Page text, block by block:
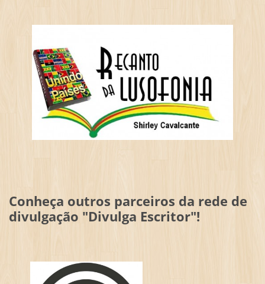
Conheça outros parceiros da rede de
divulgação "Divulga Escritor"!